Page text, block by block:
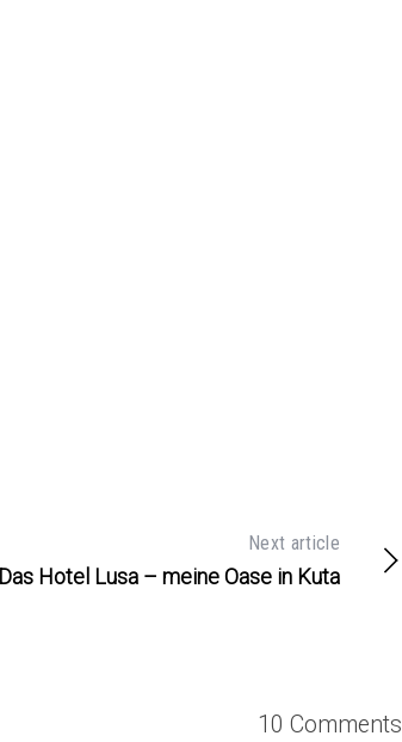
Next article
Das Hotel Lusa – meine Oase in Kuta
10 Comments